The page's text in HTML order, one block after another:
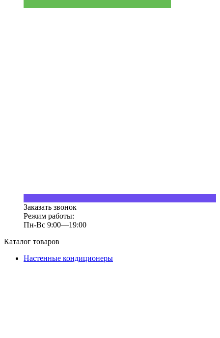
Заказать звонок
Режим работы:
Пн-Вс 9:00—19:00
Каталог товаров
Настенные кондиционеры